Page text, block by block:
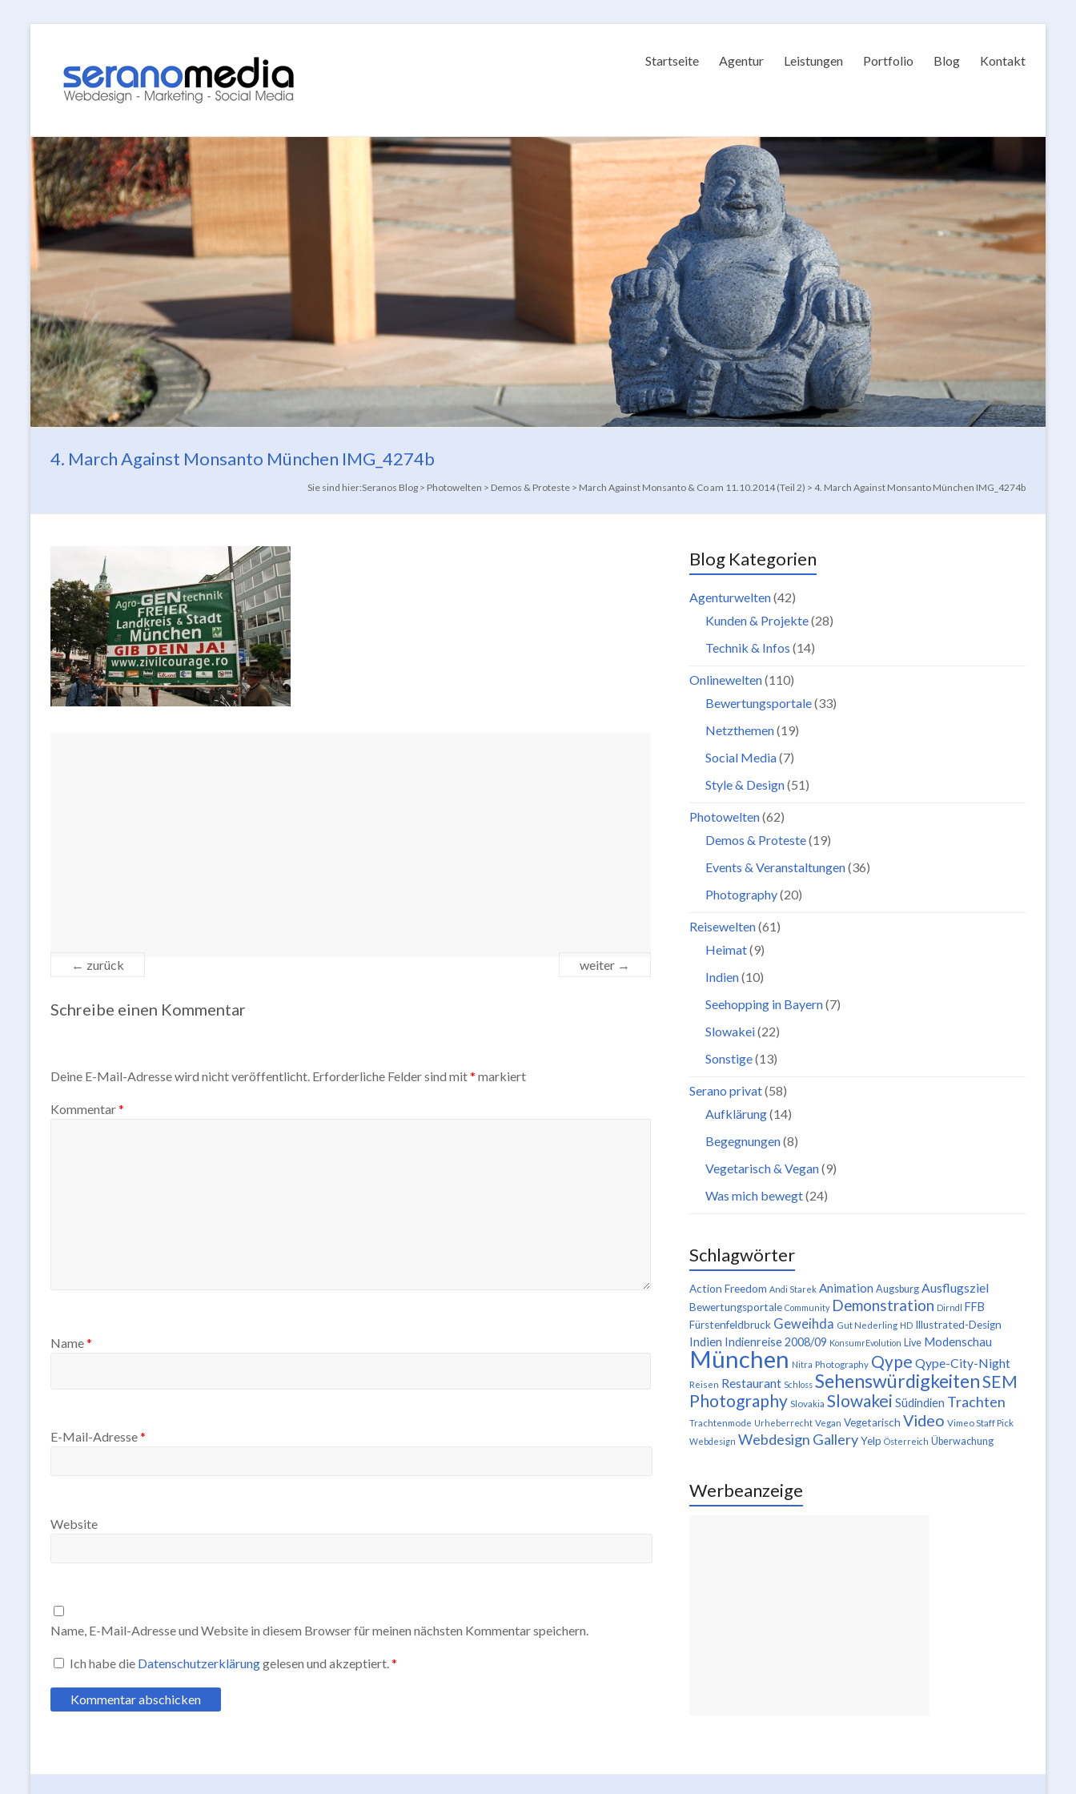
Startseite Agentur Leistungen Portfolio Blog Kontakt
4. March Against Monsanto München IMG_4274b
Sie sind hier:Seranos Blog > Photowelten > Demos & Proteste > March Against Monsanto & Co am 11.10.2014 (Teil 2) > 4. March Against Monsanto München IMG_4274b
← zurück weiter →
Schreibe einen Kommentar
Deine E-Mail-Adresse wird nicht veröffentlicht. Erforderliche Felder sind mit* markiert
Kommentar*
Name*
E-Mail-Adresse*
Website
Name, E-Mail-Adresse und Website in diesem Browser für meinen nächsten Kommentar speichern.
Ich habe die Datenschutzerklärunggelesen und akzeptiert.*
Blog Kategorien
Agenturwelten(42)
Kunden & Projekte(28)
Technik & Infos (14)
Onlinewelten(110)
Bewertungsportale(33)
Netzthemen(19)
Social Media(7)
Style & Design(51)
Photowelten(62)
Demos & Proteste(19)
Events & Veranstaltungen(36)
Photography(20)
Reisewelten(61)
Heimat(9)
Indien(10)
Seehopping in Bayern(7)
Slowakei(22)
Sonstige(13)
Serano privat(58)
Aufklärung(14)
Begegnungen(8)
Vegetarisch & Vegan(9)
Was mich bewegt(24)
Schlagwörter
Action Freedom Andi Starek Animation Augsburg Ausflugsziel
Bewertungsportale Community Demonstration Dirndl FFB
Fürstenfeldbruck Geweihda Gut Nederling HD Illustrated-Design
Indien Indienreise 2008/09 KonsumrEvolution Live Modenschau
München Nitra Photography Qype Qype-City-Night
Reisen Restaurant Schloss SehenswürdigkeitenSEM
Photography Slovakia Slowakei Südindien Trachten
Trachtenmode Urheberrecht Vegan Vegetarisch Video Vimeo Staff Pick
Webdesign Webdesign GalleryYelp Österreich Überwachung
Werbeanzeige